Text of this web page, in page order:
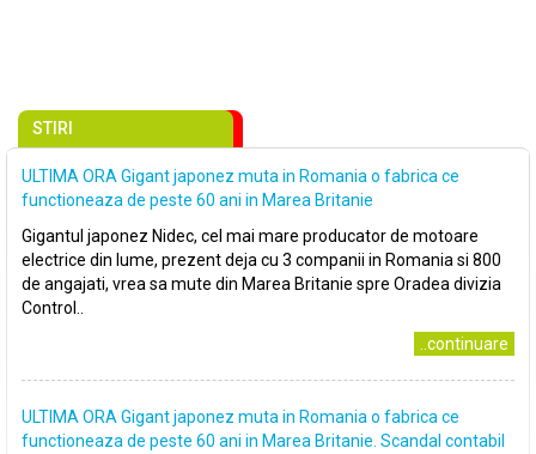
STIRI
ULTIMA ORA Gigant japonez muta in Romania o fabrica ce
functioneaza de peste 60 ani in Marea Britanie
Gigantul japonez Nidec, cel mai mare producator de motoare
electrice din lume, prezent deja cu 3 companii in Romania si 800
de angajati, vrea sa mute din Marea Britanie spre Oradea divizia
Control..
..continuare
ULTIMA ORA Gigant japonez muta in Romania o fabrica ce
functioneaza de peste 60 ani in Marea Britanie. Scandal contabil